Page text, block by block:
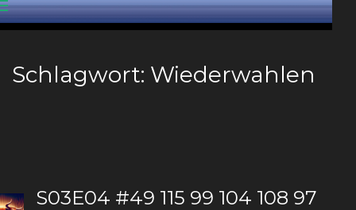
Schlagwort: Wiederwahlen
S03E04 #49 115 99 104 108 97